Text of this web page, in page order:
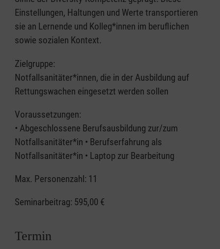
Einstellungen, Haltungen und Werte transportieren
sie an Lernende und Kolleg*innen im beruflichen
sowie sozialen Kontext.
Zielgruppe:
Notfallsanitäter*innen, die in der Ausbildung auf
Rettungswachen eingesetzt werden sollen
Voraussetzungen:
• Abgeschlossene Berufsausbildung zur/zum
Notfallsanitäter*in • Berufserfahrung als
Notfallsanitäter*in • Laptop zur Bearbeitung
Max. Personenzahl: 11
Seminarbeitrag: 595,00 €
Termin